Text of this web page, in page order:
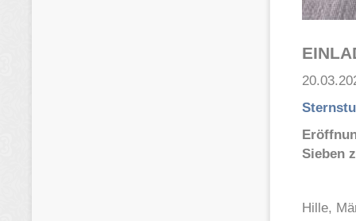
Sieben
Hille,